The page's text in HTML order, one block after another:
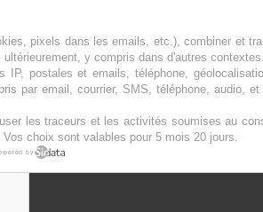
un média sportif qui traite
l'actualité de la Ligue 1 et
de la Ligue 2 et du
Syndication |Powered by WM
pixels dans les emails, etc.), combiner et
y compris dans d'autres contextes.
postales et emails, téléphone,
par email, courrier, SMS, téléphone, audio,
les traceurs et les activités soumises au
choix sont valables pour 5 mois 20 jours.
by